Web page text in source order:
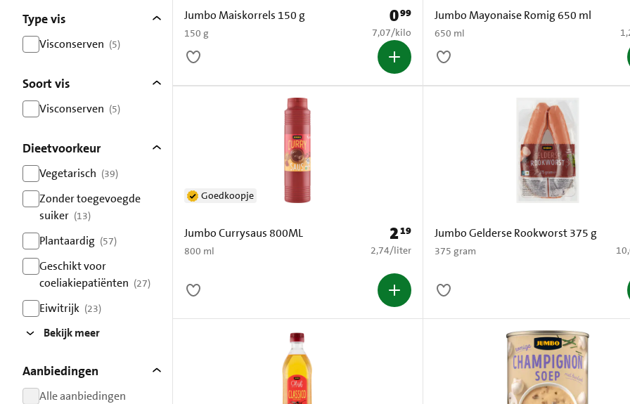
Type vis
Visconserven (5)
Soort vis
Visconserven (5)
Dieetvoorkeur
Vegetarisch (39)
resultaten
Zonder toegevoegde
suiker (13)
resultaten
Plantaardig (57)
resultaten
Geschikt voor
coeliakiepatiënten (27)
resultaten
Eiwitrijk (23)
Bekijk meer
Aanbiedingen
Alle aanbiedingen
Jumbo Maiskorrels 150 g
150 g
Prijs: € 0,99
099
€ 7,07 per kilo
7,07/kilo
Jumbo Mayonaise Romig 650 ml
650 ml
€
Jumbo Currysaus 800ML
800 ml
Goedkoopje
Prijs: € 2,19
219
€ 2,74 per liter
2,74/liter
Jumbo Gelderse Rookworst 375 g
375 gram
€